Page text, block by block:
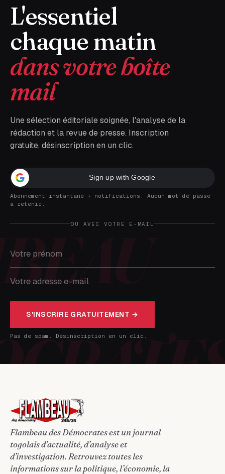
L'essentiel
chaque matin
dans votre boîte
mail
Une sélection éditoriale soignée, l'analyse de la
rédaction et la revue de presse. Inscription
gratuite, désinscription en un clic.
Sign up with Google
Abonnement instantané + notifications. Aucun mot de passe
à retenir.
OU AVEC VOTRE E-MAIL
S'INSCRIRE GRATUITEMENT →
Pas de spam. Désinscription en un clic.
Flambeau des Démocrates est un journal
togolais d’actualité, d’analyse et
d’investigation. Retrouvez toutes les
informations sur la politique, l’économie, la